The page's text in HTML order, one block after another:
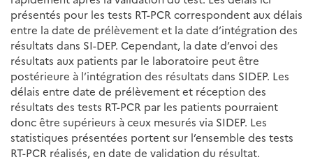
présentés pour les tests RT-PCR correspondent aux délais
entre la date de prélèvement et la date d’intégration des
résultats dans SI-DEP. Cependant, la date d’envoi des
résultats aux patients par le laboratoire peut être
postérieure à l’intégration des résultats dans SIDEP. Les
délais entre date de prélèvement et réception des
résultats des tests RT-PCR par les patients pourraient
donc être supérieurs à ceux mesurés via SIDEP. Les
statistiques présentées portent sur l’ensemble des tests
RT-PCR réalisés, en date de validation du résultat.